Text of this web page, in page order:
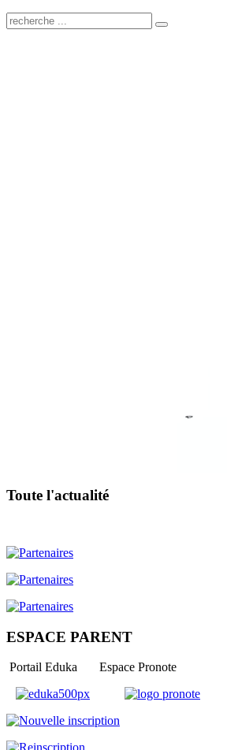
Toute l'actualité
ESPACE PARENT
Portail Eduka Espace Pronote